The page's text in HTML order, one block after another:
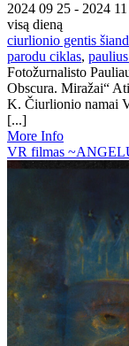
2024 09 25 - 2024
visą dieną
ciurlionio gentis
parodu ciklas,
Fotožurnalisto
Obscura. Miražai“
K. Čiurlionio namai
[...]
More Info
VR filmas